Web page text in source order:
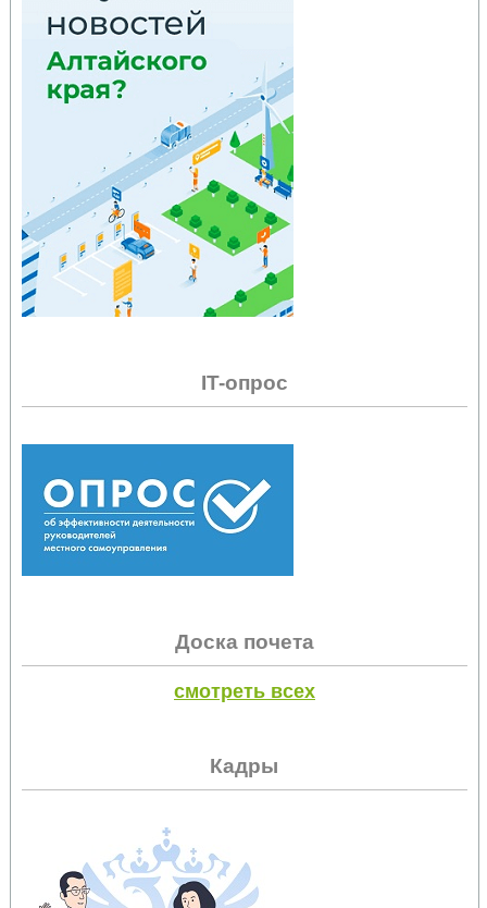
IT-опрос
Доска почета
смотреть всех
Кадры